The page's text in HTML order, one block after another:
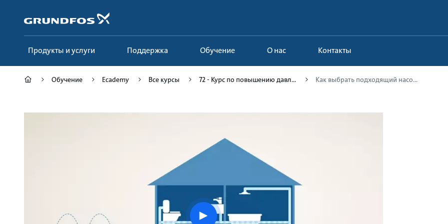
основному
контенту
Продукты и услуги Поддержка Обучение О нас Контакты
Обучение Ecademy Все курсы 72 - Курс по повышению давл... Как выбрать подходящий насо...
Play